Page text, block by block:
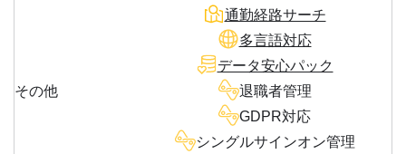
その他
通勤経路サーチ
多言語対応
データ安心パック
退職者管理
GDPR対応
シングルサインオン管理